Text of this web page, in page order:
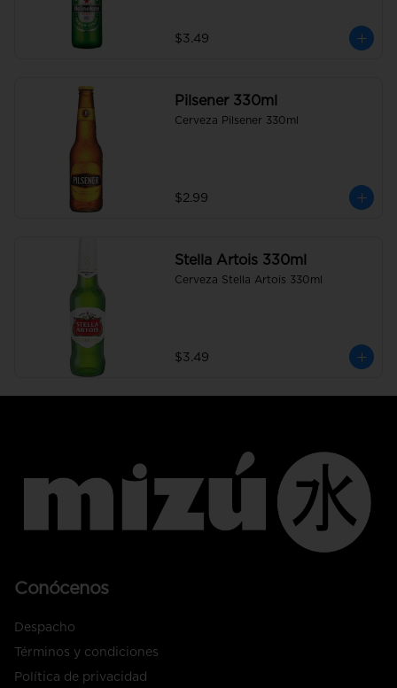
$3.49
Pilsener 330ml
Cerveza Pilsener 330ml
$2.99
Stella Artois 330ml
Cerveza Stella Artois 330ml
$3.49
Conócenos
Despacho
Términos y condiciones
Política de privacidad